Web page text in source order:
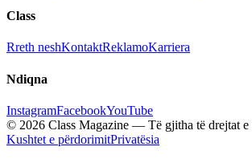
Class
Rreth neshKontaktReklamoKarriera
Ndiqna
InstagramFacebookYouTube
© 2026 Class Magazine — Të gjitha të drejtat e
Kushtet e përdorimitPrivatësia